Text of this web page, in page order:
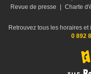
Revue de presse
Charte
Retrouvez tous les horaires
0 892